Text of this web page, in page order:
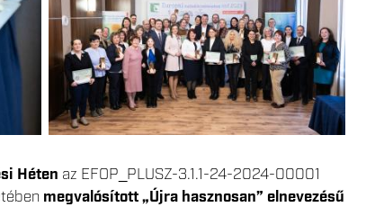
Héten az EFOP_PLUSZ-3.1.1-24-2024-00001
megvalósított „Újra hasznosan” elnevezésű